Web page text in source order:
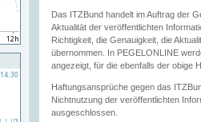
Das ITZBund handelt im Auftrag der
Aktualität der veröffentlichten
Richtigkeit, die Genauigkeit, die
übernommen. In PEGELONLINE
angezeigt, für die ebenfalls der obige
Haftungsansprüche gegen das
Nichtnutzung der veröffentlichten
ausgeschlossen.